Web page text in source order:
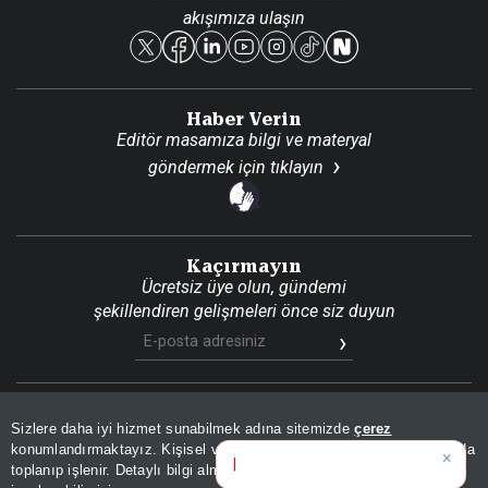
Sizlere daha iyi hizmet sunabilmek adına sitemizdeçerez
konumlandırmaktayız. Kişisel verileriniz, KVKK ve GDPR kapsamında
toplanıp işlenir. Detaylı bilgi almak için
Reklam Ver
akışımıza ulaşın
Haber Verin
Editör masamıza bilgi ve materyal
göndermek için tıklayın
Kaçırmayın
Ücretsiz üye olun, gündemi
şekillendiren gelişmeleri önce siz duyun
Son DakikaSite HaritasıRSSKVKK Aydınlatma Metni
Gizlilik PolitikasıÇerez Politikası
×